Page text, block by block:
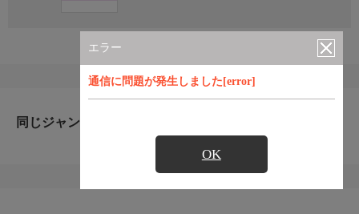
エラー
通信に問題が発生しました[error]
OK
同じジャンルのおすすめ番組